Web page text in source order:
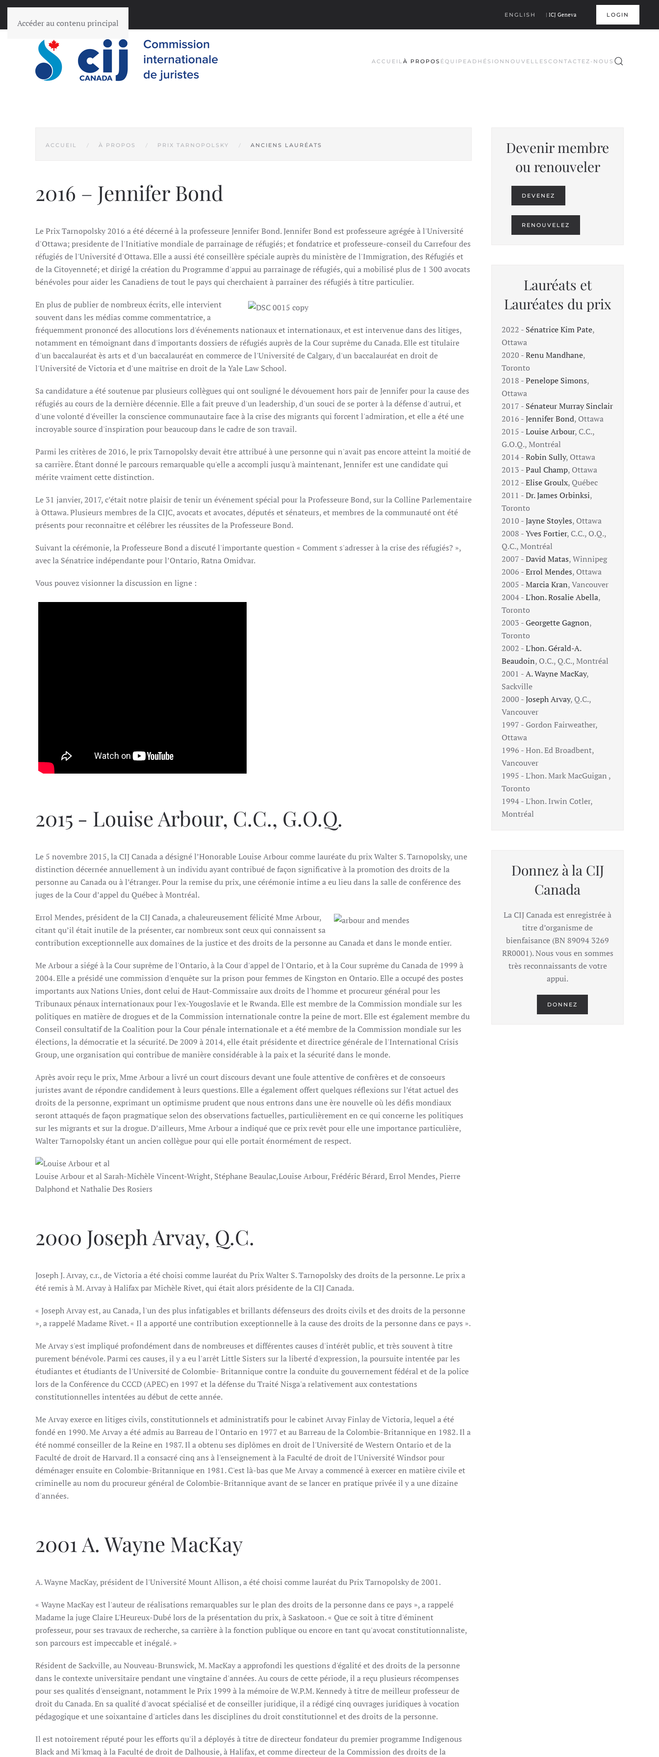
Accéder au contenu principal
ENGLISH | ICJ Geneva LOGIN
ACCUEIL À PROPOS ÉQUIPEADHÉSION NOUVELLES CONTACTEZ-NOUS
ACCUEIL À PROPOS PRIX TARNOPOLSKY ANCIENS LAURÉATS
2016 – Jennifer Bond
Le Prix Tarnopolsky 2016 a été décerné à la professeure Jennifer Bond. Jennifer Bond est professeure agrégée à l'Université
d'Ottawa; presidente de l'Initiative mondiale de parrainage de réfugiés; et fondatrice et professeure-conseil du Carrefour des
réfugiés de l'Université d'Ottawa. Elle a aussi été conseillère spéciale auprès du ministère de l'Immigration, des Réfugiés et
de la Citoyenneté; et dirigé la création du Programme d'appui au parrainage de réfugiés, qui a mobilisé plus de 1 300 avocats
bénévoles pour aider les Canadiens de tout le pays qui cherchaient à parrainer des réfugiés à titre particulier.
En plus de publier de nombreux écrits, elle intervient
souvent dans les médias comme commentatrice, a
fréquemment prononcé des allocutions lors d'événements nationaux et internationaux, et est intervenue dans des litiges,
notamment en témoignant dans d'importants dossiers de réfugiés auprès de la Cour suprême du Canada. Elle est titulaire
d'un baccalauréat ès arts et d'un baccalauréat en commerce de l'Université de Calgary, d'un baccalauréat en droit de
l'Université de Victoria et d'une maîtrise en droit de la Yale Law School.
Sa candidature a été soutenue par plusieurs collègues qui ont souligné le dévouement hors pair de Jennifer pour la cause des
réfugiés au cours de la dernière décennie. Elle a fait preuve d'un leadership, d'un souci de se porter à la défense d'autrui, et
d'une volonté d'éveiller la conscience communautaire face à la crise des migrants qui forcent l'admiration, et elle a été une
incroyable source d'inspiration pour beaucoup dans le cadre de son travail.
Parmi les critères de 2016, le prix Tarnopolsky devait être attribué à une personne qui n'avait pas encore atteint la moitié de
sa carrière. Étant donné le parcours remarquable qu'elle a accompli jusqu'à maintenant, Jennifer est une candidate qui
mérite vraiment cette distinction.
Le 31 janvier, 2017, c’était notre plaisir de tenir un événement spécial pour la Professeure Bond, sur la Colline Parlementaire
à Ottawa. Plusieurs membres de la CIJC, avocats et avocates, députés et sénateurs, et membres de la communauté ont été
présents pour reconnaitre et célébrer les réussites de la Professeure Bond.
Suivant la cérémonie, la Professeure Bond a discuté l'importante question « Comment s'adresser à la crise des réfugiés? »,
avec la Sénatrice indépendante pour l’Ontario, Ratna Omidvar.
Vous pouvez visionner la discussion en ligne :
2015 - Louise Arbour, C.C., G.O.Q.
Le 5 novembre 2015, la CIJ Canada a désigné l’Honorable Louise Arbour comme lauréate du prix Walter S. Tarnopolsky, une
distinction décernée annuellement à un individu ayant contribué de façon significative à la promotion des droits de la
personne au Canada ou à l’étranger. Pour la remise du prix, une cérémonie intime a eu lieu dans la salle de conférence des
juges de la Cour d’appel du Québec à Montréal.
Errol Mendes, président de la CIJ Canada, a chaleureusement félicité Mme Arbour,
citant qu’il était inutile de la présenter, car nombreux sont ceux qui connaissent sa
contribution exceptionnelle aux domaines de la justice et des droits de la personne au Canada et dans le monde entier.
Me Arbour a siégé à la Cour suprême de l'Ontario, à la Cour d'appel de l'Ontario, et à la Cour suprême du Canada de 1999 à
2004. Elle a présidé une commission d'enquête sur la prison pour femmes de Kingston en Ontario. Elle a occupé des postes
importants aux Nations Unies, dont celui de Haut-Commissaire aux droits de l'homme et procureur général pour les
Tribunaux pénaux internationaux pour l'ex-Yougoslavie et le Rwanda. Elle est membre de la Commission mondiale sur les
politiques en matière de drogues et de la Commission internationale contre la peine de mort. Elle est également membre du
Conseil consultatif de la Coalition pour la Cour pénale internationale et a été membre de la Commission mondiale sur les
élections, la démocratie et la sécurité. De 2009 à 2014, elle était présidente et directrice générale de l'International Crisis
Group, une organisation qui contribue de manière considérable à la paix et la sécurité dans le monde.
Après avoir reçu le prix, Mme Arbour a livré un court discours devant une foule attentive de confrères et de consoeurs
juristes avant de répondre candidement à leurs questions. Elle a également offert quelques réflexions sur l’état actuel des
droits de la personne, exprimant un optimisme prudent que nous entrons dans une ère nouvelle où les défis mondiaux
seront attaqués de façon pragmatique selon des observations factuelles, particulièrement en ce qui concerne les politiques
sur les migrants et sur la drogue. D’ailleurs, Mme Arbour a indiqué que ce prix revêt pour elle une importance particulière,
Walter Tarnopolsky étant un ancien collègue pour qui elle portait énormément de respect.
Louise Arbour et al Sarah-Michèle Vincent-Wright, Stéphane Beaulac,Louise Arbour, Frédéric Bérard, Errol Mendes, Pierre
Dalphond et Nathalie Des Rosiers
2000 Joseph Arvay, Q.C.
Joseph J. Arvay, c.r., de Victoria a été choisi comme lauréat du Prix Walter S. Tarnopolsky des droits de la personne. Le prix a
été remis à M. Arvay à Halifax par Michèle Rivet, qui était alors présidente de la CIJ Canada.
« Joseph Arvay est, au Canada, l'un des plus infatigables et brillants défenseurs des droits civils et des droits de la personne
», a rappelé Madame Rivet. « Il a apporté une contribution exceptionnelle à la cause des droits de la personne dans ce pays ».
Me Arvay s'est impliqué profondément dans de nombreuses et différentes causes d'intérêt public, et très souvent à titre
purement bénévole. Parmi ces causes, il y a eu l'arrêt Little Sisters sur la liberté d'expression, la poursuite intentée par les
étudiantes et étudiants de l'Université de Colombie- Britannique contre la conduite du gouvernement fédéral et de la police
lors de la Conférence du CCCD (APEC) en 1997 et la défense du Traité Nisga'a relativement aux contestations
constitutionnelles intentées au début de cette année.
Me Arvay exerce en litiges civils, constitutionnels et administratifs pour le cabinet Arvay Finlay de Victoria, lequel a été
fondé en 1990. Me Arvay a été admis au Barreau de l'Ontario en 1977 et au Barreau de la Colombie-Britannique en 1982. Il a
été nommé conseiller de la Reine en 1987. Il a obtenu ses diplômes en droit de l'Université de Western Ontario et de la
Faculté de droit de Harvard. Il a consacré cinq ans à l'enseignement à la Faculté de droit de l'Université Windsor pour
déménager ensuite en Colombie-Britannique en 1981. C'est là-bas que Me Arvay a commencé à exercer en matière civile et
criminelle au nom du procureur général de Colombie-Britannique avant de se lancer en pratique privée il y a une dizaine
d'années.
2001 A. Wayne MacKay
A. Wayne MacKay, président de l'Université Mount Allison, a été choisi comme lauréat du Prix Tarnopolsky de 2001.
« Wayne MacKay est l'auteur de réalisations remarquables sur le plan des droits de la personne dans ce pays », a rappelé
Madame la juge Claire L'Heureux-Dubé lors de la présentation du prix, à Saskatoon. « Que ce soit à titre d'éminent
professeur, pour ses travaux de recherche, sa carrière à la fonction publique ou encore en tant qu'avocat constitutionnaliste,
son parcours est impeccable et inégalé. »
Résident de Sackville, au Nouveau-Brunswick, M. MacKay a approfondi les questions d'égalité et des droits de la personne
dans le contexte universitaire pendant une vingtaine d'années. Au cours de cette période, il a reçu plusieurs récompenses
pour ses qualités d'enseignant, notamment le Prix 1999 à la mémoire de W.P.M. Kennedy à titre de meilleur professeur de
droit du Canada. En sa qualité d'avocat spécialisé et de conseiller juridique, il a rédigé cinq ouvrages juridiques à vocation
pédagogique et une soixantaine d'articles dans les disciplines du droit constitutionnel et des droits de la personne.
Il est notoirement réputé pour les efforts qu'il a déployés à titre de directeur fondateur du premier programme Indigenous
Black and Mi'kmaq à la Faculté de droit de Dalhousie, à Halifax, et comme directeur de la Commission des droits de la
Devenir membre
ou renouveler
DEVENEZ
RENOUVELEZ
Lauréats et
Lauréates du prix
2022 - Sénatrice Kim Pate,
Ottawa
2020 -Renu Mandhane,
Toronto
2018 -Penelope Simons,
Ottawa
2017 - Sénateur Murray Sinclair
2016 -Jennifer Bond, Ottawa
2015 -Louise Arbour, C.C.,
G.O.Q., Montréal
2014 -Robin Sully, Ottawa
2013 -Paul Champ, Ottawa
2012 -Elise Groulx, Québec
2011 -Dr. James Orbinksi,
Toronto
2010 -Jayne Stoyles, Ottawa
2008 -Yves Fortier, C.C., O.Q.,
Q.C., Montréal
2007 -David Matas, Winnipeg
2006 -Errol Mendes, Ottawa
2005 -Marcia Kran, Vancouver
2004 -L'hon. Rosalie Abella,
Toronto
2003 -Georgette Gagnon,
Toronto
2002 -L'hon. Gérald-A.
Beaudoin, O.C., Q.C., Montréal
2001 -A. Wayne MacKay,
Sackville
2000 -Joseph Arvay, Q.C.,
Vancouver
1997 - Gordon Fairweather,
Ottawa
1996 - Hon. Ed Broadbent,
Vancouver
1995 - L'hon. Mark MacGuigan ,
Toronto
1994 - L'hon. Irwin Cotler,
Montréal
Donnez à la CIJ
Canada
La CIJ Canada est enregistrée à
titre d’organisme de
bienfaisance (BN 89094 3269
RR0001). Nous vous en sommes
très reconnaissants de votre
appui.
DONNEZ